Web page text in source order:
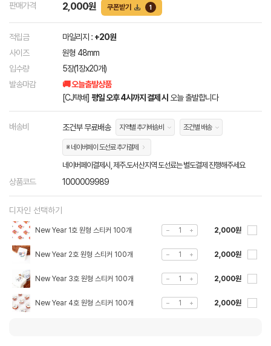
판매가격
2,000원 쿠폰받기 1
적립금 마일리지 : +20원
사이즈
원형 48mm
입수량
5장(1장x20개)
발송마감
🚚 오늘출발상품
[CJ택배] 평일 오후 4시까지 결제 시 오늘 출발합니다
배송비 조건부 무료배송 지역별 추가배송비 조건별 배송
※ 네이버페이 도선료 추가결제
네이버페이결제시, 제주.도서산지역 도선료는 별도결제 진행해주세요
상품코드 1000009989
디자인 선택하기
New Year 1호 원형 스티커 100개 2,000원
New Year 2호 원형 스티커 100개 2,000원
New Year 3호 원형 스티커 100개 2,000원
New Year 4호 원형 스티커 100개 2,000원